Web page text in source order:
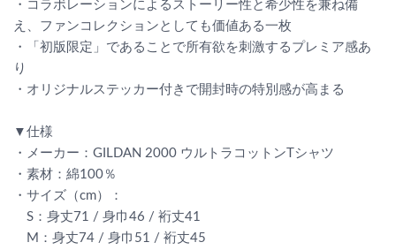
・コラボレーションによるストーリー性と希少性を兼ね備
え、ファンコレクションとしても価値ある一枚
・「初版限定」であることで所有欲を刺激するプレミア感あ
り
・オリジナルステッカー付きで開封時の特別感が高まる
▼仕様
・メーカー：GILDAN 2000 ウルトラコットンTシャツ
・素材：綿100％
・サイズ（cm）：
S：身丈71 / 身巾46 / 裄丈41
M：身丈74 / 身巾51 / 裄丈45